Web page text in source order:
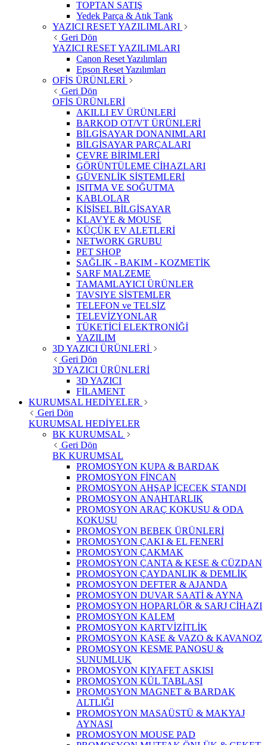
TOPTAN SATIŞ
Yedek Parça & Atık Tank
YAZICI RESET YAZILIMLARI
Geri Dön
YAZICI RESET YAZILIMLARI
Canon Reset Yazılımları
Epson Reset Yazılımları
OFİS ÜRÜNLERİ
Geri Dön
OFİS ÜRÜNLERİ
AKILLI EV ÜRÜNLERİ
BARKOD OT/VT ÜRÜNLERİ
BİLGİSAYAR DONANIMLARI
BİLGİSAYAR PARÇALARI
ÇEVRE BİRİMLERİ
GÖRÜNTÜLEME CİHAZLARI
GÜVENLİK SİSTEMLERİ
ISITMA VE SOĞUTMA
KABLOLAR
KİŞİSEL BİLGİSAYAR
KLAVYE & MOUSE
KÜÇÜK EV ALETLERİ
NETWORK GRUBU
PET SHOP
SAĞLIK - BAKIM - KOZMETİK
SARF MALZEME
TAMAMLAYICI ÜRÜNLER
TAVSIYE SİSTEMLER
TELEFON ve TELSİZ
TELEVİZYONLAR
TÜKETİCİ ELEKTRONİĞİ
YAZILIM
3D YAZICI ÜRÜNLERİ
Geri Dön
3D YAZICI ÜRÜNLERİ
3D YAZICI
FİLAMENT
KURUMSAL HEDİYELER
Geri Dön
KURUMSAL HEDİYELER
BK KURUMSAL
Geri Dön
BK KURUMSAL
PROMOSYON KUPA & BARDAK
PROMOSYON FİNCAN
PROMOSYON AHŞAP İÇECEK STANDI
PROMOSYON ANAHTARLIK
PROMOSYON ARAÇ KOKUSU & ODA
KOKUSU
PROMOSYON BEBEK ÜRÜNLERİ
PROMOSYON ÇAKI & EL FENERİ
PROMOSYON ÇAKMAK
PROMOSYON ÇANTA & KESE & CÜZDAN
PROMOSYON ÇAYDANLIK & DEMLİK
PROMOSYON DEFTER & AJANDA
PROMOSYON DUVAR SAATİ & AYNA
PROMOSYON HOPARLÖR & SARJ CİHAZI
PROMOSYON KALEM
PROMOSYON KARTVİZİTLİK
PROMOSYON KASE & VAZO & KAVANOZ
PROMOSYON KESME PANOSU &
SUNUMLUK
PROMOSYON KIYAFET ASKISI
PROMOSYON KÜL TABLASI
PROMOSYON MAGNET & BARDAK
ALTLIĞI
PROMOSYON MASAÜSTÜ & MAKYAJ
AYNASI
PROMOSYON MOUSE PAD